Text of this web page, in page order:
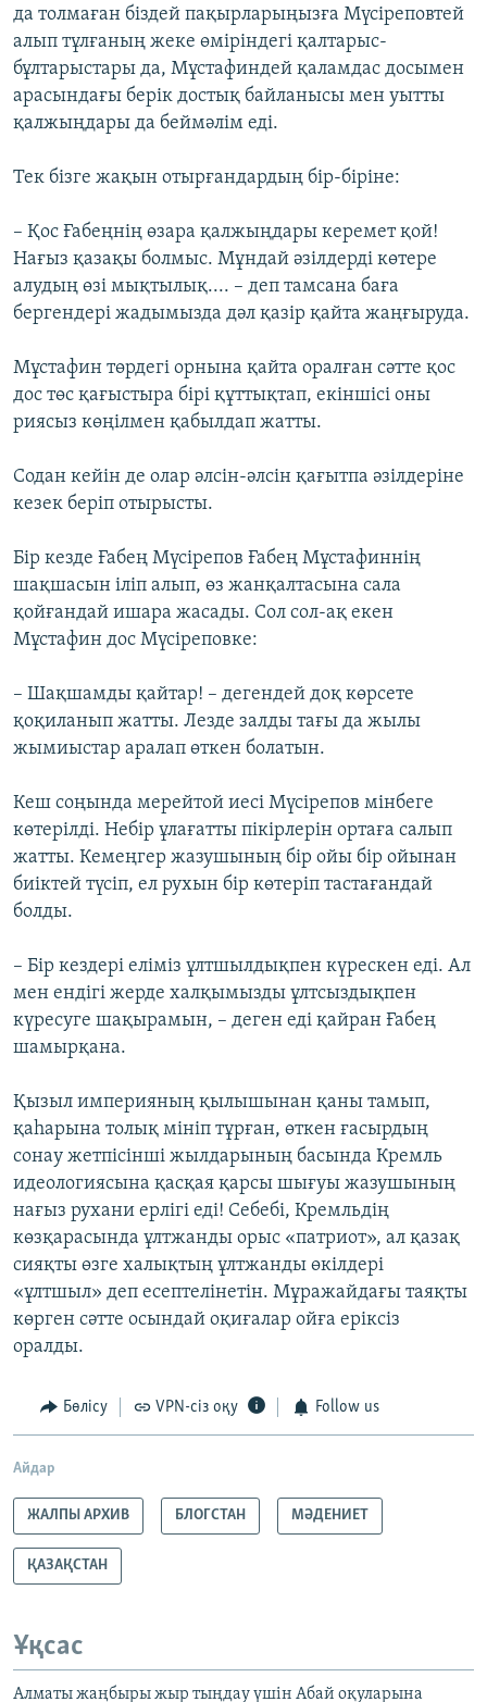
да толмаған біздей пақырларыңызға Мүсіреповтей
алып тұлғаның жеке өміріндегі қалтарыс-
бұлтарыстары да, Мұстафиндей қаламдас досымен
арасындағы берік достық байланысы мен уытты
қалжыңдары да беймәлім еді.
Тек бізге жақын отырғандардың бір-біріне:
– Қос Ғабеңнің өзара қалжыңдары керемет қой!
Нағыз қазақы болмыс. Мұндай әзілдерді көтере
алудың өзі мықтылық.... – деп тамсана баға
бергендері жадымызда дәл қазір қайта жаңғыруда.
Мұстафин төрдегі орнына қайта оралған сәтте қос
дос төс қағыстыра бірі құттықтап, екіншісі оны
риясыз көңілмен қабылдап жатты.
Содан кейін де олар әлсін-әлсін қағытпа әзілдеріне
кезек беріп отырысты.
Бір кезде Ғабең Мүсірепов Ғабең Мұстафиннің
шақшасын іліп алып, өз жанқалтасына сала
қойғандай ишара жасады. Сол сол-ақ екен
Мұстафин дос Мүсіреповке:
– Шақшамды қайтар! – дегендей доқ көрсете
қоқиланып жатты. Лезде залды тағы да жылы
жымиыстар аралап өткен болатын.
Кеш соңында мерейтой иесі Мүсірепов мінбеге
көтерілді. Небір ұлағатты пікірлерін ортаға салып
жатты. Кемеңгер жазушының бір ойы бір ойынан
биіктей түсіп, ел рухын бір көтеріп тастағандай
болды.
– Бір кездері еліміз ұлтшылдықпен күрескен еді. Ал
мен ендігі жерде халқымызды ұлтсыздықпен
күресуге шақырамын, – деген еді қайран Ғабең
шамырқана.
Қызыл империяның қылышынан қаны тамып,
қаһарына толық мініп тұрған, өткен ғасырдың
сонау жетпісінші жылдарының басында Кремль
идеологиясына қасқая қарсы шығуы жазушының
нағыз рухани ерлігі еді! Себебі, Кремльдің
көзқарасында ұлтжанды орыс «патриот», ал қазақ
сияқты өзге халықтың ұлтжанды өкілдері
«ұлтшыл» деп есептелінетін. Мұражайдағы таяқты
көрген сәтте осындай оқиғалар ойға еріксіз
оралды.
Бөлісу VPN-сіз оқу Follow us
Айдар
ЖАЛПЫ АРХИВ БЛОГСТАН МӘДЕНИЕТ
ҚАЗАҚСТАН
Ұқсас
Алматы жаңбыры жыр тыңдау үшін Абай оқуларына